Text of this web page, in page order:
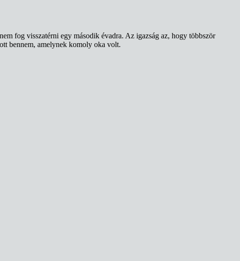
fog visszatérni egy második évadra. Az igazság az, hogy többször
bennem, amelynek komoly oka volt.